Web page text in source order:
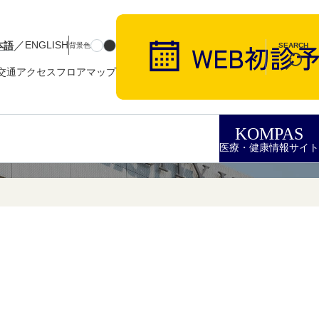
語／ENGLISH背景色
通アクセスフロアマップ
SEARCH
KOMPAS
医療・健康情報サイト